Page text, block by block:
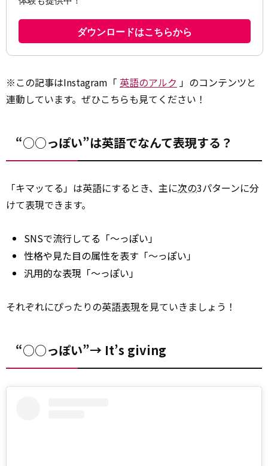
※この記事はInstagram「 英語のアルク 」のコンテンツと
連動しています。ぜひこちらも見てください！
“○○っぽい”は英語でなんて表現する？
「キマッてる」は英語にするとき、主に次の3パターンに分
けて表現できます。
SNSで流行してる「～っぽい」
性格や見た目の属性を表す「～っぽい」
汎用的な表現「～っぽい」
それぞれにぴったりの英語表現を見ていきましょう！
“○○っぽい”→ It’s giving